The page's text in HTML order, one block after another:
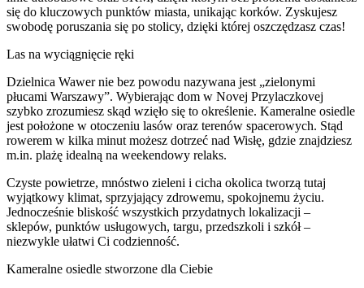
się do kluczowych punktów miasta, unikając korków. Zyskujesz
swobodę poruszania się po stolicy, dzięki której oszczędzasz czas!
Las na wyciągnięcie ręki
Dzielnica Wawer nie bez powodu nazywana jest „zielonymi
płucami Warszawy”. Wybierając dom w Novej Przylaczkovej
szybko zrozumiesz skąd wzięło się to określenie. Kameralne osiedle
jest położone w otoczeniu lasów oraz terenów spacerowych. Stąd
rowerem w kilka minut możesz dotrzeć nad Wisłę, gdzie znajdziesz
m.in. plażę idealną na weekendowy relaks.
Czyste powietrze, mnóstwo zieleni i cicha okolica tworzą tutaj
wyjątkowy klimat, sprzyjający zdrowemu, spokojnemu życiu.
Jednocześnie bliskość wszystkich przydatnych lokalizacji –
sklepów, punktów usługowych, targu, przedszkoli i szkół –
niezwykle ułatwi Ci codzienność.
Kameralne osiedle stworzone dla Ciebie